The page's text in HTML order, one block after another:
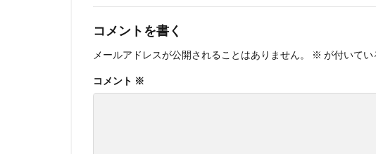
コメントを書く
メールアドレスが公開されることはありません。 ※ が付いてい
コメント ※